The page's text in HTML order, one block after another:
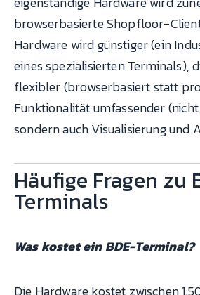
browserbasierte Shopfloor-
Hardware wird günstiger (ein
eines spezialisierten Terminals),
flexibler (browserbasiert statt
Funktionalität umfassender
sondern auch Visualisierung und
Häufige Fragen zu
Terminals
Was kostet ein BDE-Terminal?
Die Hardware kostet zwischen